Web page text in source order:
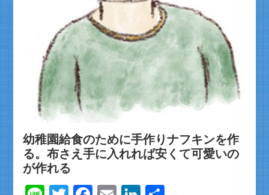
幼稚園給食のために手作りナフキンを作
る。布さえ手に入れれば安くて可愛いの
が作れる